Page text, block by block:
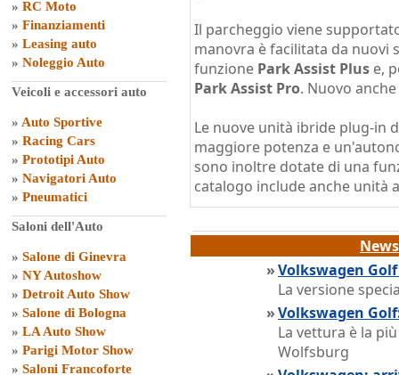
» RC Moto
» Finanziamenti
» Leasing auto
» Noleggio Auto
Veicoli e accessori auto
» Auto Sportive
» Racing Cars
» Prototipi Auto
» Navigatori Auto
» Pneumatici
Saloni dell'Auto
» Salone di Ginevra
» NY Autoshow
» Detroit Auto Show
» Salone di Bologna
» LA Auto Show
» Parigi Motor Show
» Saloni Francoforte
Il parcheggio viene
manovra è facilitata da nuovi
funzione Park Assist Plus e,
Park Assist Pro. Nuovo
Le nuove unità ibride plug-in
maggiore potenza e
sono inoltre dotate di una
catalogo include anche unità
»Volkswagen
La versione
»Volkswagen
La vettura è la
Wolfsburg